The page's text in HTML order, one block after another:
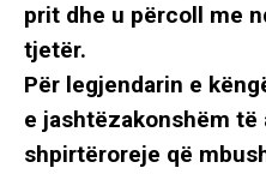
prit dhe u përcoll me
tjetër.
Për legjendarin e
e jashtëzakonshëm të
shpirtëroreje që